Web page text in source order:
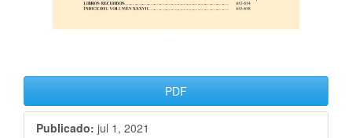
PDF
Publicado: jul 1, 2021